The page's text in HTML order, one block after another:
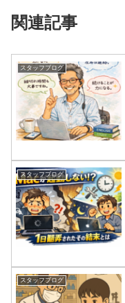
関連記事
スタッフブログ
スタッフブログ
スタッフブログ